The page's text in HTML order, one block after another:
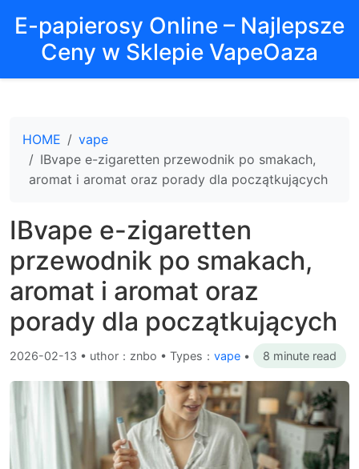
E-papierosy Online – Najlepsze
Ceny w Sklepie VapeOaza
HOME
vape
IBvape e-zigaretten przewodnik po smakach,
aromat i aromat oraz porady dla początkujących
IBvape e-zigaretten
przewodnik po smakach,
aromat i aromat oraz
porady dla początkujących
2026-02-13 • uthor：znbo • Types： vape • 8 minute read